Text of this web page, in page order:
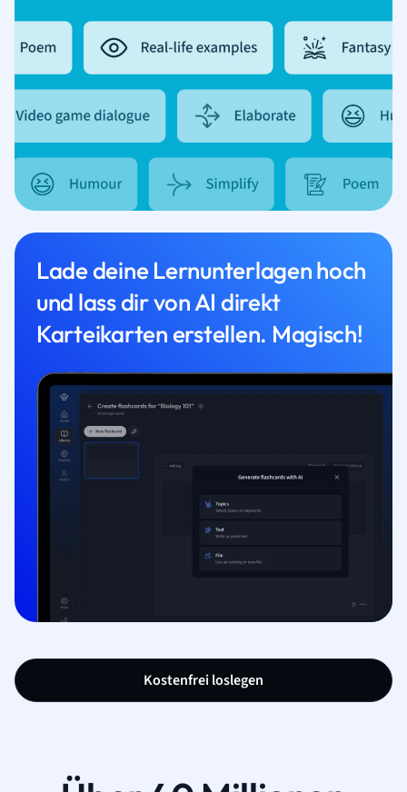
Lade deine Lernunterlagen hoch
und lass dir von AI direkt
Karteikarten erstellen. Magisch!
Kostenfrei loslegen